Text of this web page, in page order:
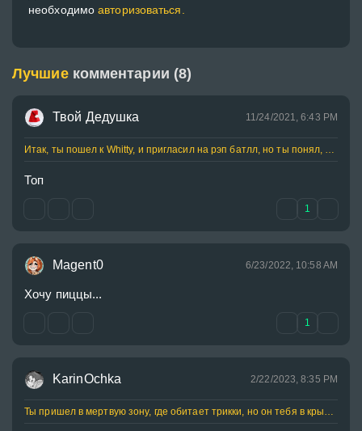
необходимоавторизоваться.
Лучшие комментарии (8)
Твой Дедушка 11/24/2021, 6:43 PM
Итак, ты пошел к Whitty, и пригласил на рэп батлл, но ты понял, что куда то ты не туда попал...
Топ
1
Magent0 6/23/2022, 10:58 AM
Хочу пиццы...
1
KarinOchka 2/22/2023, 8:35 PM
Ты пришел в мертвую зону, где обитает трикки, но он тебя в крысу...